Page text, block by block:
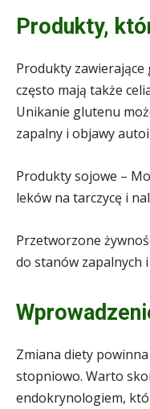
Produkty,
Produkty
często mają także
Unikanie glutenu
zapalny i objawy
Produkty sojowe –
leków na tarczycę i
Przetworzone
do stanów zapalnych
Zmiana diety
stopniowo. Warto
endokrynologiem,